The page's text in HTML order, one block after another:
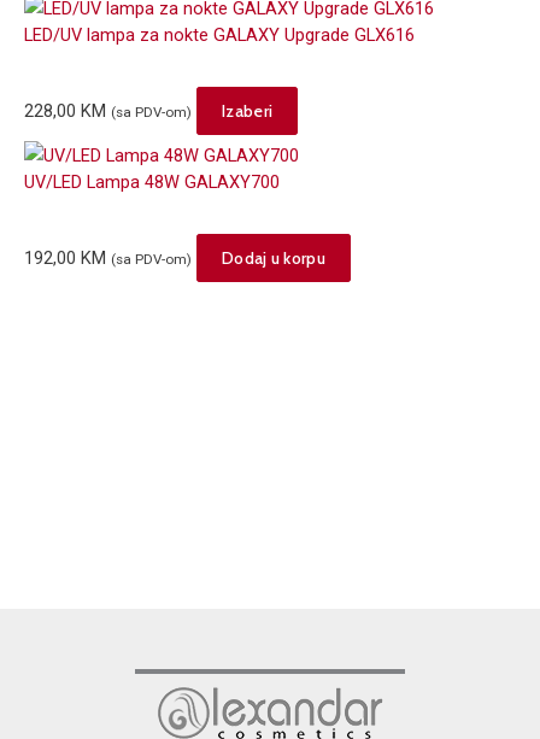
LED/UV lampa za nokte GALAXY Upgrade GLX616
228,00 KM (sa PDV-om) Izaberi
product
has
The
options
UV/LED Lampa 48W GALAXY700
192,00 KM (sa PDV-om) Dodaj u korpu